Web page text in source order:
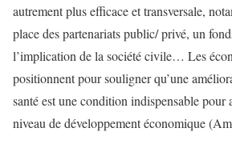
autrement plus efficace et transversale,
place des partenariats public/ privé, un
l’implication de la société civile… Les
positionnent pour souligner qu’une
santé est une condition indispensable pour
niveau de développement économique